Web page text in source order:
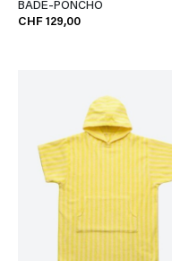
BADE-PONCHO
CHF 129,00